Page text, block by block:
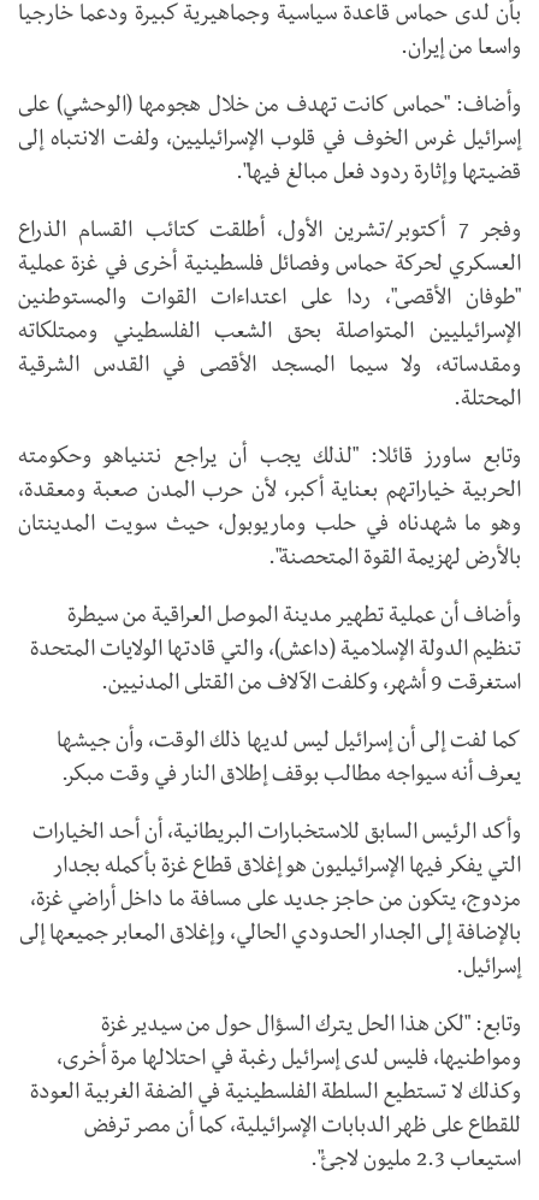
بأن لدى حماس قاعدة سياسية وجماهيرية كبيرة ودعما خارجيا
واسعا من إيران.
وأضاف: "حماس كانت تهدف من خلال هجومها (الوحشي) على
إسرائيل غرس الخوف في قلوب الإسرائيليين، ولفت الانتباه إلى
قضيتها وإثارة ردود فعل مبالغ فيها".
وفجر 7 أكتوبر/تشرين الأول، أطلقت كتائب القسام الذراع
العسكري لحركة حماس وفصائل فلسطينية أخرى في غزة عملية
"طوفان الأقصى"، ردا على اعتداءات القوات والمستوطنين
الإسرائيليين المتواصلة بحق الشعب الفلسطيني وممتلكاته
ومقدساته، ولا سيما المسجد الأقصى في القدس الشرقية
المحتلة.
وتابع ساورز قائلا: "لذلك يجب أن يراجع نتنياهو وحكومته
الحربية خياراتهم بعناية أكبر، لأن حرب المدن صعبة ومعقدة،
وهو ما شهدناه في حلب وماريوبول، حيث سويت المدينتان
بالأرض لهزيمة القوة المتحصنة".
وأضاف أن عملية تطهير مدينة الموصل العراقية من سيطرة
تنظيم الدولة الإسلامية (داعش)، والتي قادتها الولايات المتحدة
استغرقت 9 أشهر، وكلفت الآلاف من القتلى المدنيين.
كما لفت إلى أن إسرائيل ليس لديها ذلك الوقت، وأن جيشها
يعرف أنه سيواجه مطالب بوقف إطلاق النار في وقت مبكر.
وأكد الرئيس السابق للاستخبارات البريطانية، أن أحد الخيارات
التي يفكر فيها الإسرائيليون هو إغلاق قطاع غزة بأكمله بجدار
مزدوج، يتكون من حاجز جديد على مسافة ما داخل أراضي غزة،
بالإضافة إلى الجدار الحدودي الحالي، وإغلاق المعابر جميعها إلى
إسرائيل.
وتابع: "لكن هذا الحل يترك السؤال حول من سيدير غزة
ومواطنيها، فليس لدى إسرائيل رغبة في احتلالها مرة أخرى،
وكذلك لا تستطيع السلطة الفلسطينية في الضفة الغربية العودة
للقطاع على ظهر الدبابات الإسرائيلية، كما أن مصر ترفض
استيعاب 2.3 مليون لاجئ".